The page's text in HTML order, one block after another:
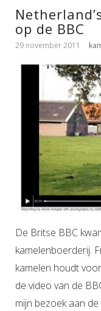
op de BBC
29 november 2011
De Britse BBC
kamelenboerderij.
kamelen houdt
de video van de
mijn bezoek aan